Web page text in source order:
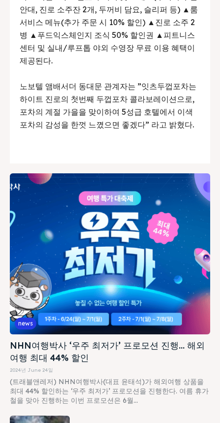
안대, 진로 소주잔 2개, 두꺼비 담요, 슬리퍼 등) ▲룸
서비스 메뉴(추가 주문 시 10% 할인) ▲진로 소주 2
병 ▲푸드익스체인지 조식 50% 할인권 ▲피트니스
센터 및 실내/루프톱 야외 수영장 무료 이용 혜택이
제공된다.
노보텔 앰배서더 동대문 관계자는 ”잇츠두껍포차는
하이트 진로의 첫번째 두껍포차 콜라보레이션으로,
포차의 계절 가을을 맞이하여 5성급 호텔에서 이색
포차의 감성을 한껏 느꼈으면 좋겠다” 라고 밝혔다.
news
NHN여행박사 ‘우주 최저가’ 프로모션 진행… 해외
여행 최대 44% 할인
2024년 June 24일
(트래블앤레저) NHN여행박사(대표 윤태석)가 해외여행 상품을
최대 44% 할인하는 ‘우주 최저가’ 프로모션을 진행한다. 여름 휴가
철을 맞아 진행하는 이번 프로모션은 6월...